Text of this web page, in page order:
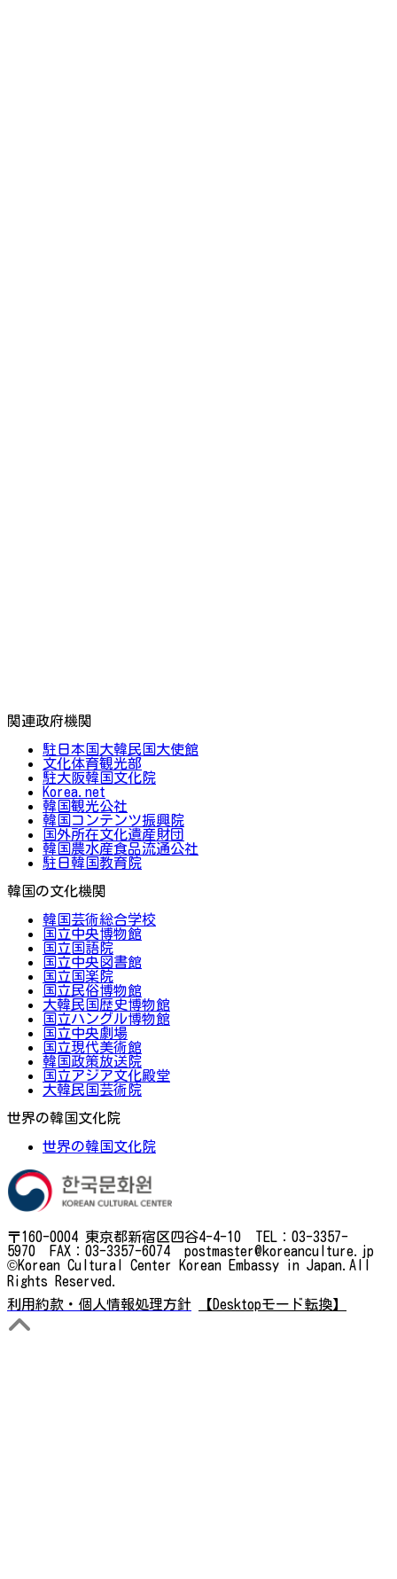
関連政府機関
駐日本国大韓民国大使館
文化体育観光部
駐大阪韓国文化院
Korea.net
韓国観光公社
韓国コンテンツ振興院
国外所在文化遺産財団
韓国農水産食品流通公社
駐日韓国教育院
韓国の文化機関
韓国芸術総合学校
国立中央博物館
国立国語院
国立中央図書館
国立国楽院
国立民俗博物館
大韓民国歴史博物館
国立ハングル博物館
国立中央劇場
国立現代美術館
韓国政策放送院
国立アジア文化殿堂
大韓民国芸術院
世界の韓国文化院
世界の韓国文化院
〒160-0004 東京都新宿区四谷4-4-10 TEL：03-3357-
5970 FAX：03-3357-6074 postmaster@koreanculture.jp
©Korean Cultural Center Korean Embassy in Japan.All
Rights Reserved.
利用約款・個人情報処理方針
【Desktopモード転換】